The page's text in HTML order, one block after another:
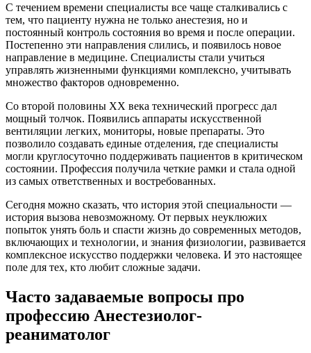
С течением времени специалисты все чаще сталкивались с
тем, что пациенту нужна не только анестезия, но и
постоянный контроль состояния во время и после операции.
Постепенно эти направления слились, и появилось новое
направление в медицине. Специалисты стали учиться
управлять жизненными функциями комплексно, учитывать
множество факторов одновременно.
Со второй половины XX века технический прогресс дал
мощный толчок. Появились аппараты искусственной
вентиляции легких, мониторы, новые препараты. Это
позволило создавать единые отделения, где специалисты
могли круглосуточно поддерживать пациентов в критическом
состоянии. Профессия получила четкие рамки и стала одной
из самых ответственных и востребованных.
Сегодня можно сказать, что история этой специальности —
история вызова невозможному. От первых неуклюжих
попыток унять боль и спасти жизнь до современных методов,
включающих и технологии, и знания физиологии, развивается
комплексное искусство поддержки человека. И это настоящее
поле для тех, кто любит сложные задачи.
Часто задаваемые вопросы про
профессию Анестезиолог-
реаниматолог